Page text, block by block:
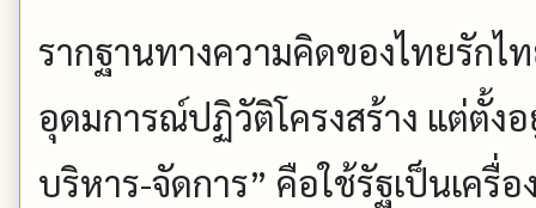
รากฐานทางความคิดของไทยรักไ
อุดมการณ์ปฏิวัติโครงสร้าง แต่ตั้
บริหาร-จัดการ” คือใช้รัฐเป็นเครื่